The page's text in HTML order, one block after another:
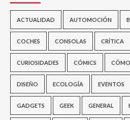
ACTUALIDAD AUTOMOCIÓN
COCHES CONSOLAS CRÍTICA
CURIOSIDADES CÓMICS CÓMO
DISEÑO ECOLOGÍA EVENTOS
GADGETS GEEK GENERAL